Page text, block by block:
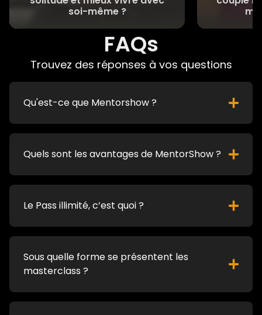
soi-même ?
FAQs
Trouvez des réponses à vos questions
Qu'est-ce que Mentorshow ?
Quels sont les avantages de MentorShow ?
Le Pass illimité, c’est quoi ?
Sous quelle forme se présentent les
masterclass ?